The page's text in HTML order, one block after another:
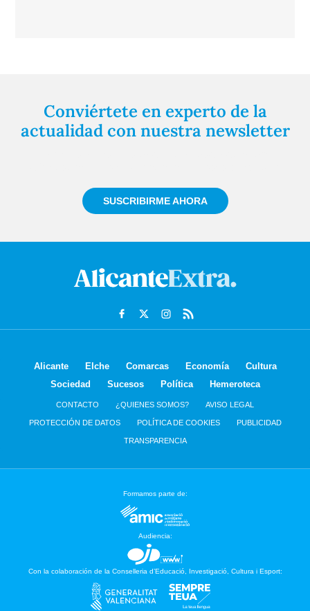
Conviértete en experto de la
actualidad con nuestra newsletter
SUSCRIBIRME AHORA
Alicante Elche Comarcas Economía
Cultura
Sociedad
Sucesos Política Hemeroteca
CONTACTO ¿QUIENES SOMOS? AVISO LEGAL
PROTECCIÓN DE DATOS POLÍTICA DE COOKIES PUBLICIDAD
TRANSPARENCIA
Formamos parte de:
Audiencia:
Con la colaboración de la Conselleria d’Educació, Investigació, Cultura i Esport: